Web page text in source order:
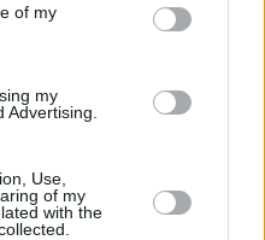
of my
my
Advertising.
Use,
of my
with the
τιμωρούνται για τη
που τους έχουν
του καυσίμου
Ευρώπη